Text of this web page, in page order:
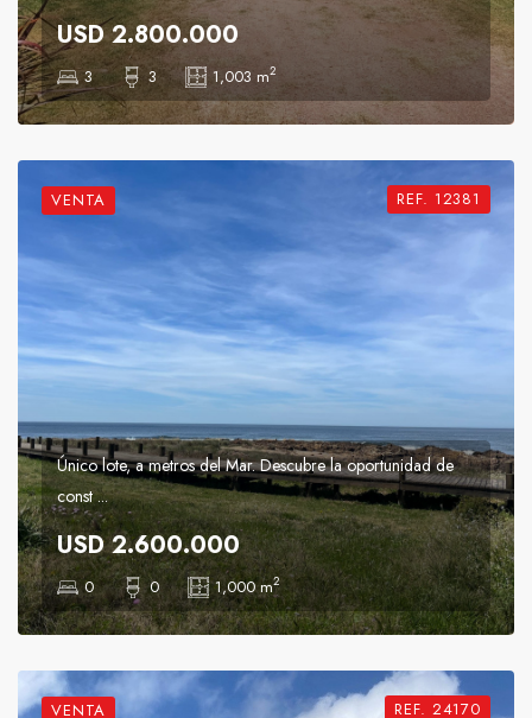
USD 2.800.000
3 3 1,003 m2
VENTA REF. 12381
Único lote, a metros del Mar. Descubre la oportunidad de
const ...
USD 2.600.000
0 0 1,000 m2
VENTA REF. 24170